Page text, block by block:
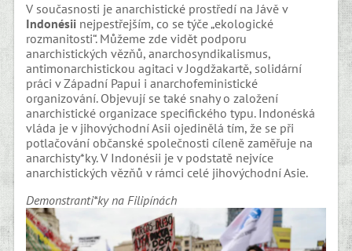
V současnosti je anarchistické prostředí na Jávě v
Indonésii nejpestřejším, co se týče „ekologické
rozmanitosti“. Můžeme zde vidět podporu
anarchistických vězňů, anarchosyndikalismus,
antimonarchistickou agitaci v Jogdžakartě, solidární
práci v Západní Papui i anarchofeministické
organizování. Objevují se také snahy o založení
anarchistické organizace specifického typu. Indonéská
vláda je v jihovýchodní Asii ojedinělá tím, že se při
potlačování občanské společnosti cíleně zaměřuje na
anarchisty*ky. V Indonésii je v podstatě nejvíce
anarchistických vězňů v rámci celé jihovýchodní Asie.
Demonstranti*ky na Filipínách